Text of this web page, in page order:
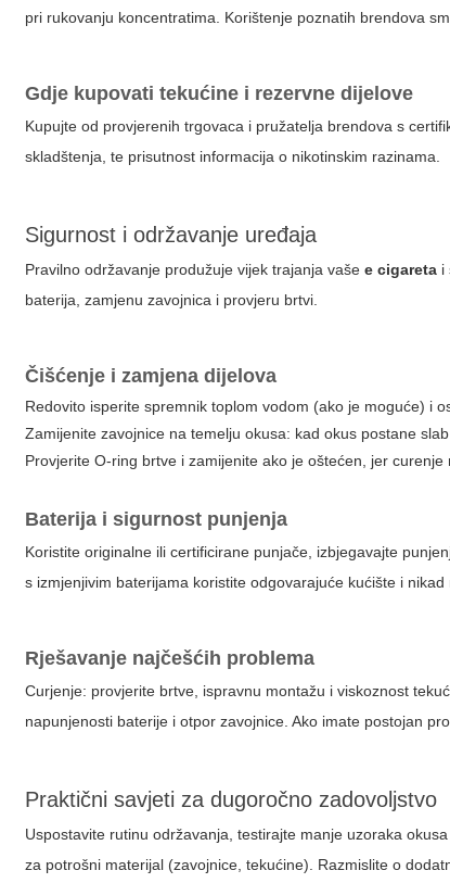
pri rukovanju koncentratima. Korištenje poznatih brendova
Gdje kupovati tekućine i rezervne dijelove
Kupujte od provjerenih trgovaca i pružatelja brendova s
skladštenja, te prisutnost informacija o nikotinskim razinama.
Sigurnost i održavanje uređaja
Pravilno održavanje produžuje vijek trajanja vašee cigareta i
baterija, zamjenu zavojnica i provjeru brtvi.
Čišćenje i zamjena dijelova
Redovito isperite spremnik toplom vodom (ako je moguće) i
Zamijenite zavojnice na temelju okusa: kad okus postane
Provjerite O-ring brtve i zamijenite ako je oštećen, jer
Baterija i sigurnost punjenja
Koristite originalne ili certificirane punjače, izbjegavajte
s izmjenjivim baterijama koristite odgovarajuće kućište i
Rješavanje najčešćih problema
Curjenje: provjerite brtve, ispravnu montažu i viskoznost
napunjenosti baterije i otpor zavojnice. Ako imate postojan
Praktični savjeti za dugoročno zadovoljstvo
Uspostavite rutinu održavanja, testirajte manje uzoraka
za potrošni materijal (zavojnice, tekućine). Razmislite o